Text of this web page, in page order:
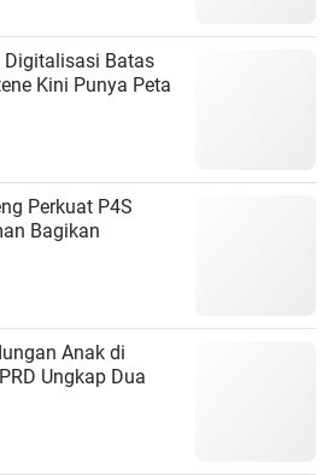
Digitalisasi Batas
Kini Punya Peta
Perkuat P4S
Bagikan
Anak di
Ungkap Dua